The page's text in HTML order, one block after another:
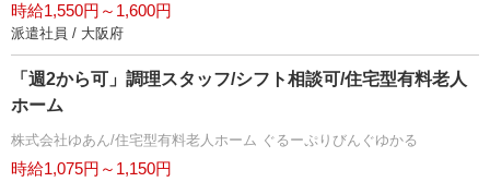
時給1,550円～1,600円
派遣社員 / 大阪府
「週2から可」調理スタッフ/シフト相談可/住宅型有料老人
ホーム
株式会社ゆあん/住宅型有料老人ホーム ぐるーぷりびんぐゆかる
時給1,075円～1,150円